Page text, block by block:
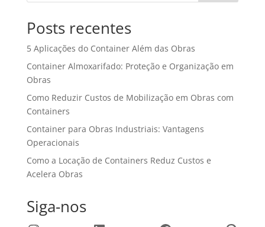
Posts recentes
5 Aplicações do Container Além das Obras
Container Almoxarifado: Proteção e Organização em
Obras
Como Reduzir Custos de Mobilização em Obras com
Containers
Container para Obras Industriais: Vantagens
Operacionais
Como a Locação de Containers Reduz Custos e
Acelera Obras
Siga-nos